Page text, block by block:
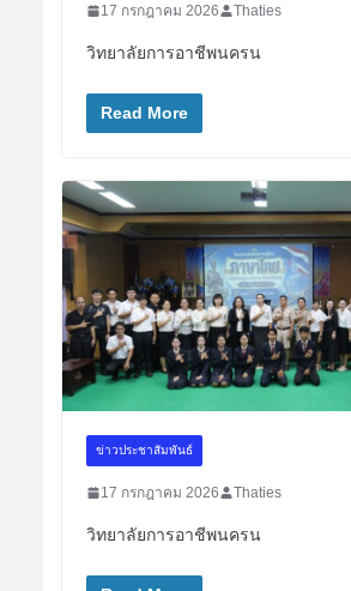
17 กรกฎาคม 2026 Thaties
วิทยาลัยการอาชีพนครน
Read More
ข่าวประชาสัมพันธ์
17 กรกฎาคม 2026 Thaties
วิทยาลัยการอาชีพนครน